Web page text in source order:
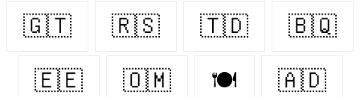
🇬🇹 🇷🇸 🇹🇩 🇧🇶
🇪🇪 🇴🇲 🍽 🇦🇩